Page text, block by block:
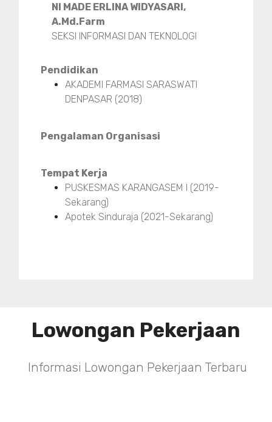
NI MADE ERLINA WIDYASARI,
A.Md.Farm
SEKSI INFORMASI DAN TEKNOLOGI
Pendidikan
AKADEMI FARMASI SARASWATI
DENPASAR (2018)
Pengalaman Organisasi
Tempat Kerja
PUSKESMAS KARANGASEM I (2019-
Sekarang)
Apotek Sinduraja (2021-Sekarang)
Lowongan Pekerjaan
Informasi Lowongan Pekerjaan Terbaru